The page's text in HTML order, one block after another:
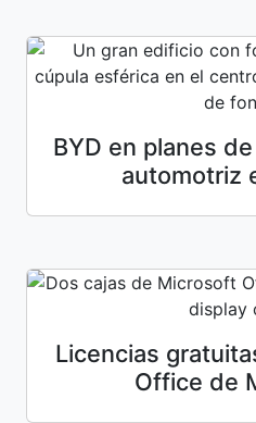
BYD en planes
automotriz
Licencias
Office de